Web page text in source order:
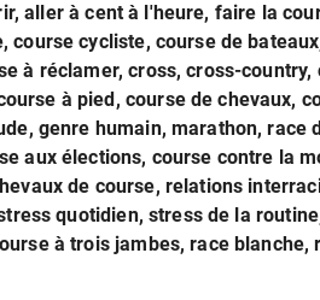
aller à cent à l'heure, faire la
cycliste, course de
à réclamer, cross, cross-country,
à pied, course de chevaux,
genre humain, marathon, race
aux élections, course contre la
de course, relations
quotidien, stress de la
à trois jambes, race blanche,